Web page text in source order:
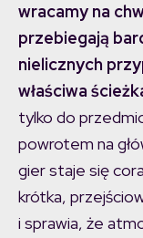
wracamy na
przebiegają
nielicznych
właściwa
tylko do
powrotem na
gier staje się
krótka,
i sprawia, że